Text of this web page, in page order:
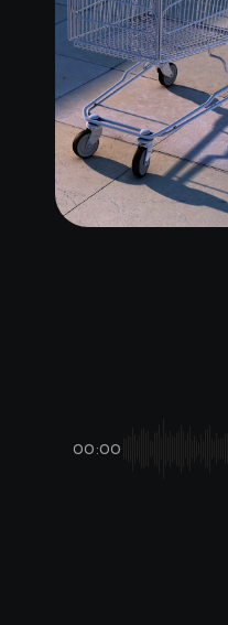
WE ARE DIFFERENT
TEAM
CONTATTACI
00:00